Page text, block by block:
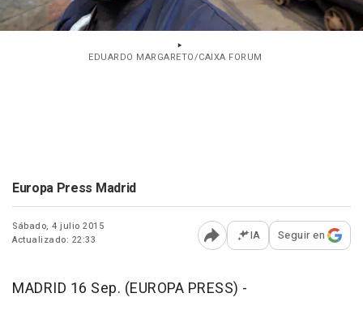
EDUARDO MARGARETO/CAIXA FORUM
Europa Press Madrid
Sábado, 4 julio 2015
Actualizado: 22:33
Abrir opciones para
IA Seguir en
MADRID 16 Sep. (EUROPA PRESS) -